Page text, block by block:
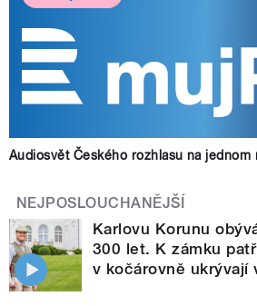
Audiosvět Českého rozhlasu na jednom
NEJPOSLOUCHANĚJŠÍ
Karlovu Korunu
300 let. K zámku
v kočárovně ukrývají